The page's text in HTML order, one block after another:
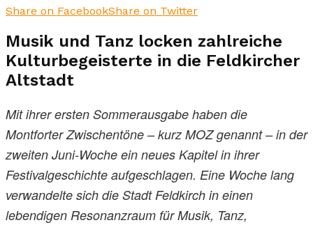
Share on FacebookShare on Twitter
Musik und Tanz locken zahlreiche
Kulturbegeisterte in die Feldkircher
Altstadt
Mit ihrer ersten Sommerausgabe haben die
Montforter Zwischentöne – kurz MOZ genannt – in der
zweiten Juni-Woche ein neues Kapitel in ihrer
Festivalgeschichte aufgeschlagen. Eine Woche lang
verwandelte sich die Stadt Feldkirch in einen
lebendigen Resonanzraum für Musik, Tanz,